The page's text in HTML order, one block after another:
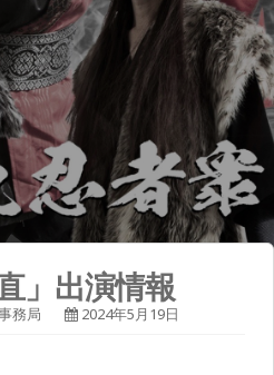
」出演情報
務局 2024年5月19日